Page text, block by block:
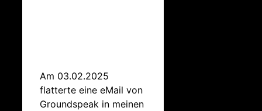
Am 03.02.2025
flatterte eine eMail von
Groundspeak in meinen